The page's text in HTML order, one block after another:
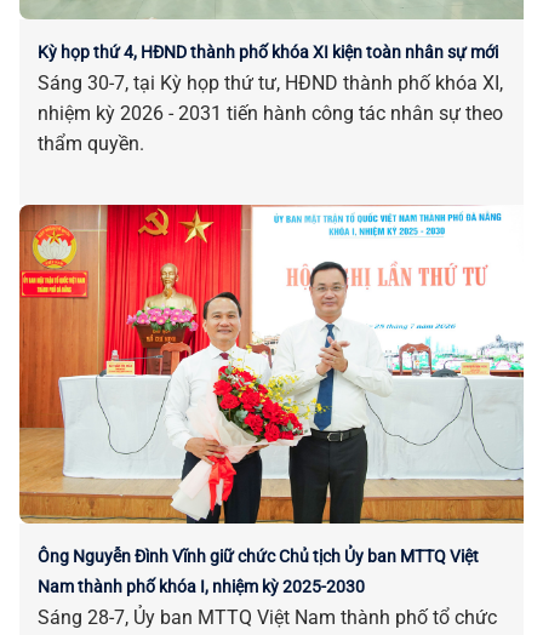
Kỳ họp thứ 4, HĐND thành phố khóa XI kiện toàn nhân sự mới
Sáng 30-7, tại Kỳ họp thứ tư, HĐND thành phố khóa XI,
nhiệm kỳ 2026 - 2031 tiến hành công tác nhân sự theo
thẩm quyền.
Ông Nguyễn Đình Vĩnh giữ chức Chủ tịch Ủy ban MTTQ Việt
Nam thành phố khóa I, nhiệm kỳ 2025-2030
Sáng 28-7, Ủy ban MTTQ Việt Nam thành phố tổ chức